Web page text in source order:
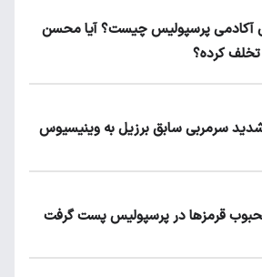
آکادمی پرسپولیس چیست؟ آیا محسن
کرده؟
سرمربی سابق برزیل به وینیسیوس
قرمزها در پرسپولیس پست گرفت